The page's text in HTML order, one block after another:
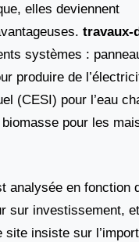
elles deviennent
travaux-
systèmes :
produire de
(CESI) pour l’eau
pour les
analysée en fonction
sur investissement,
site insiste sur